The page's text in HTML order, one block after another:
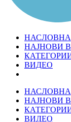
НАСЛОВНА
НАЈНОВИ
ВИДЕО
НАСЛОВНА
НАЈНОВИ
ВИДЕО